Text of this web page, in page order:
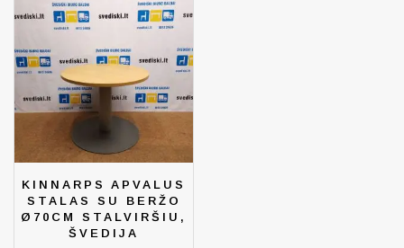
KINNARPS APVALUS
STALAS SU BERŽO
Ø70CM STALVIRŠIU,
ŠVEDIJA